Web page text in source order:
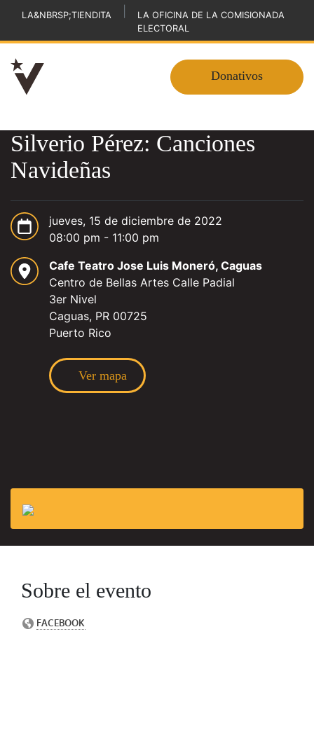
LA&NBRSP;TIENDITA
LA OFICINA DE LA COMISIONADA
ELECTORAL
Donativos
Silverio Pérez: Canciones
Navideñas
jueves, 15 de diciembre de 2022
08:00 pm - 11:00 pm
Cafe Teatro Jose Luis Moneró, Caguas
Centro de Bellas Artes Calle Padial
3er Nivel
Caguas, PR 00725
Puerto Rico
Ver mapa
Sobre el evento